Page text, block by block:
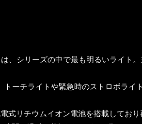
、シリーズの中で最も明るいライト
ーチライトや緊急時のストロボライ
式リチウムイオン電池を搭載してお